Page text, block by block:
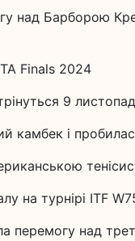
над Барборою
Finals 2024
9
камбек і
на турнірі ITF
перемогу над